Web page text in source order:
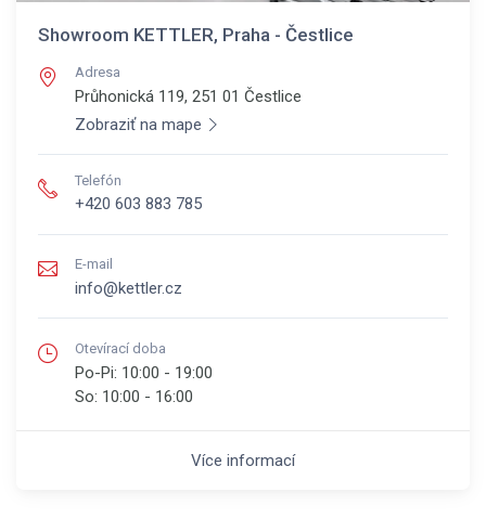
Showroom KETTLER, Praha - Čestlice
Adresa
Průhonická 119, 251 01 Čestlice
Zobraziť na mape
Telefón
+420 603 883 785
E-mail
info@kettler.cz
Otevírací doba
Po-Pi: 10:00 - 19:00
So: 10:00 - 16:00
Více informací